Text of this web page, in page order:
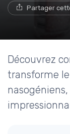
Partager
Découvrez
transforme